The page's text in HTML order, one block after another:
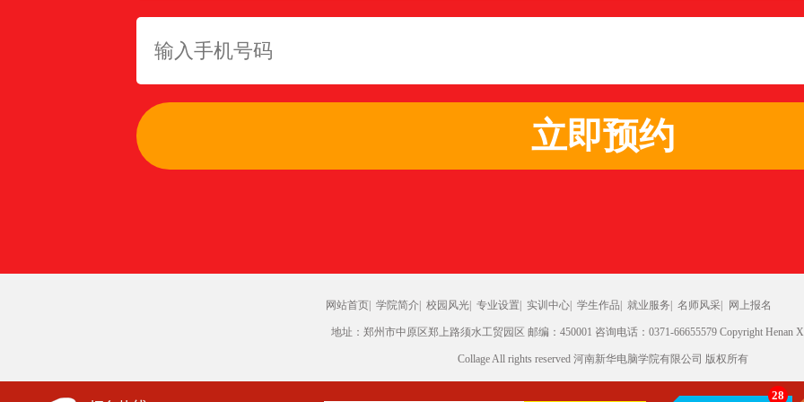
网站首页| 学院简介| 校园风光| 专业设置| 实训中心| 学生作品| 就业服务| 名师风采| 网上报名
地址：郑州市中原区郑上路须水工贸园区 邮编：450001 咨询电话：0371-66655579 Copyright Henan
Collage All rights reserved 河南新华电脑学院有限公司 版权所有
28